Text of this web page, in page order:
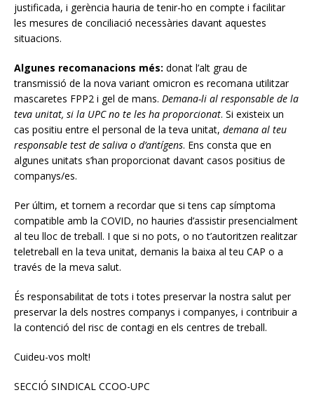
justificada, i gerència hauria de tenir-ho en compte i facilitar
les mesures de conciliació necessàries davant aquestes
situacions.
Algunes recomanacions més: donat l’alt grau de
transmissió de la nova variant omicron es recomana utilitzar
mascaretes FPP2 i gel de mans. Demana-li al responsable de la
teva unitat, si la UPC no te les ha proporcionat. Si existeix un
cas positiu entre el personal de la teva unitat, demana al teu
responsable test de saliva o d’antígens. Ens consta que en
algunes unitats s’han proporcionat davant casos positius de
companys/es.
Per últim, et tornem a recordar que si tens cap símptoma
compatible amb la COVID, no hauries d’assistir presencialment
al teu lloc de treball. I que si no pots, o no t’autoritzen realitzar
teletreball en la teva unitat, demanis la baixa al teu CAP o a
través de la meva salut.
És responsabilitat de tots i totes preservar la nostra salut per
preservar la dels nostres companys i companyes, i contribuir a
la contenció del risc de contagi en els centres de treball.
Cuideu-vos molt!
SECCIÓ SINDICAL CCOO-UPC